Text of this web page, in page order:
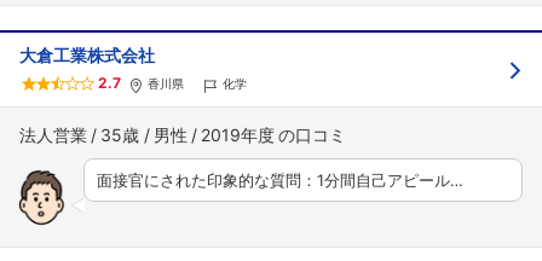
大倉工業株式会社
2.7 香川県 化学
法人営業 35歳 男性 2019年度
面接官にされた印象的な質問：1分間自己アピール…